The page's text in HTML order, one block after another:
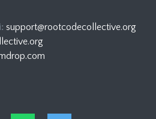
support@rootcodecollective.org